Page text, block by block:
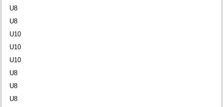
U8
U8
U10
U10
U10
U8
U8
U8